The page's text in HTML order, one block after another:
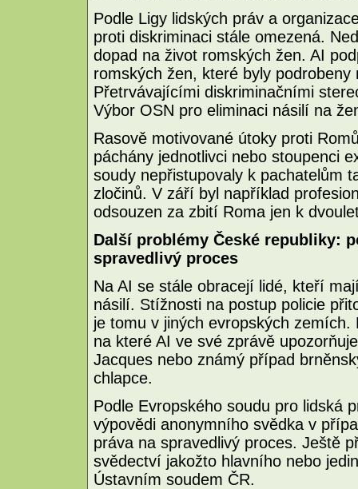
Podle Ligy lidských práv a
proti diskriminaci stále omezená.
dopad na život romských žen. AI
romských žen, které byly
Přetrvávajícími diskriminačními
Výbor OSN pro eliminaci násilí na
Rasově motivované útoky proti
páchány jednotlivci nebo stoupenci
soudy nepřistupovaly k pachatelům
zločinů. V září byl například
odsouzen za zbití Roma jen k
Další problémy České republiky:
spravedlivý proces
Na AI se stále obracejí lidé, kteří
násilí. Stížnosti na postup policie
je tomu v jiných evropských
na které AI ve své zprávě
Jacques nebo známý případ
chlapce.
Podle Evropského soudu pro lidská
výpovědi anonymního svědka v
práva na spravedlivý proces. Ještě
svědectví jakožto hlavního nebo
Ústavním soudem ČR.